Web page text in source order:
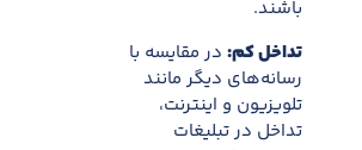
باشند.
تداخل کم: در مقایسه با
رسانه‌های دیگر مانند
تلویزیون و اینترنت،
تداخل در تبلیغات